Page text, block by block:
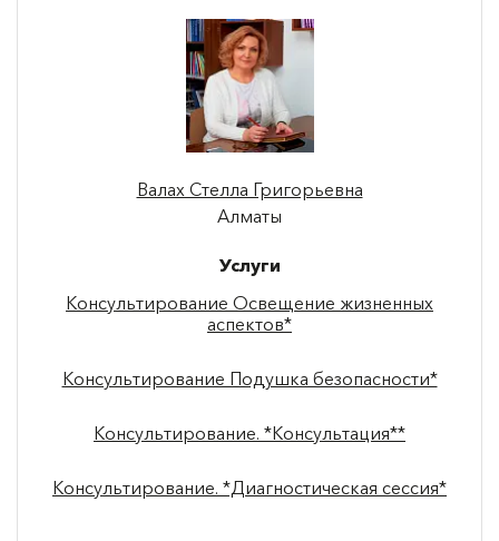
Валах Стелла Григорьевна
Алматы
Услуги
Консультирование Освещение жизненных
аспектов*
Консультирование Подушка безопасности*
Консультирование. *Консультация**
Консультирование. *Диагностическая сессия*